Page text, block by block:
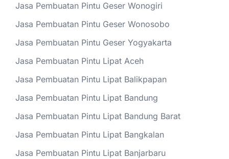
Jasa Pembuatan Pintu Geser Wonogiri
Jasa Pembuatan Pintu Geser Wonosobo
Jasa Pembuatan Pintu Geser Yogyakarta
Jasa Pembuatan Pintu Lipat Aceh
Jasa Pembuatan Pintu Lipat Balikpapan
Jasa Pembuatan Pintu Lipat Bandung
Jasa Pembuatan Pintu Lipat Bandung Barat
Jasa Pembuatan Pintu Lipat Bangkalan
Jasa Pembuatan Pintu Lipat Banjarbaru